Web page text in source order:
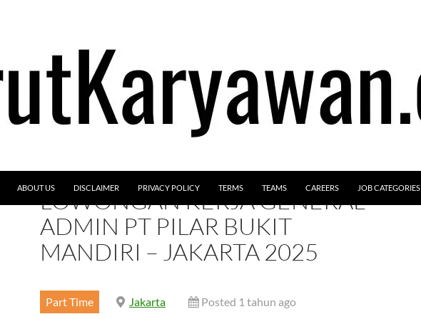
ABOUT US DISCLAIMER PRIVACY POLICY TERMS TEAMS CAREERS JOB CATEGORIES
LOWONGAN KERJA GENERAL
ADMIN PT PILAR BUKIT
MANDIRI – JAKARTA 2025
Part Time Jakarta
Posted 1 tahun ago